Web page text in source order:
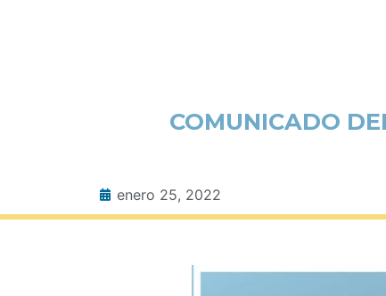
COMUNICADO
enero 25, 2022